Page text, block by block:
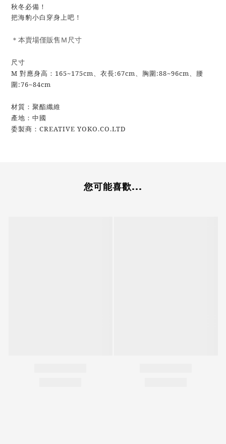
秋冬必備！
把海豹小白穿身上吧！
＊本賣場僅販售Ｍ尺寸
尺寸
M 對應身高：165~175cm、衣長:67cm、胸圍:88~96cm、腰
圍:76~84cm
材質：聚酯纖維
產地：中國
委製商：CREATIVE YOKO.CO.LTD
您可能喜歡...